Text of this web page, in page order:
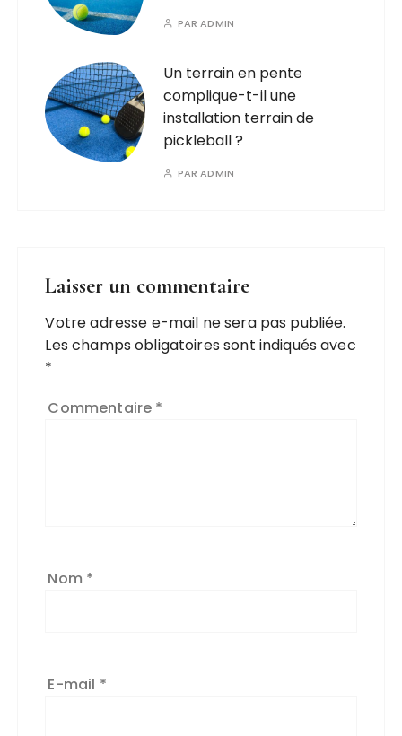
PARADMIN
Un terrain en pente
complique-t-il une
installation terrain de
pickleball ?
PARADMIN
Laisser un commentaire
Votre adresse e-mail ne sera pas publiée.
Les champs obligatoires sont indiqués avec
*
Commentaire *
Nom *
E-mail *